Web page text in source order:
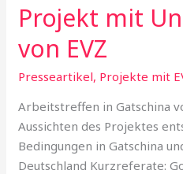
Projekt mit
von EVZ
Presseartikel, Projekte mit
Arbeitstreffen in Gatschina
Aussichten des Projektes
Bedingungen in Gatschina
Deutschland Kurzreferate:
Projekt
mit
Unterstützung
von